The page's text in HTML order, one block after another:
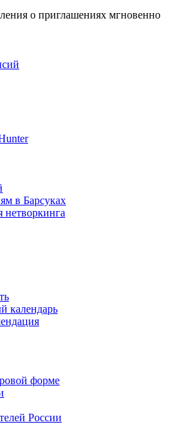
о приглашениях мгновенно
в Барсуках
нетворкинга
календарь
форме
России